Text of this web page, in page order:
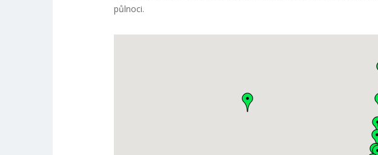
půlnoci.